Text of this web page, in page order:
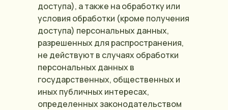
доступа), а также на обработку или
условия обработки (кроме получения
доступа) персональных данных,
разрешенных для распространения,
не действуют в случаях обработки
персональных данных в
государственных, общественных и
иных публичных интересах,
определенных законодательством